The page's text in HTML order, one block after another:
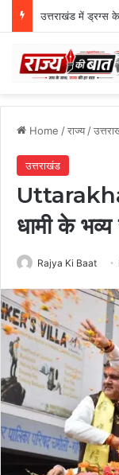
Home /राज्य/
उत्तराखंड
धामी के
Rajya Ki Baat